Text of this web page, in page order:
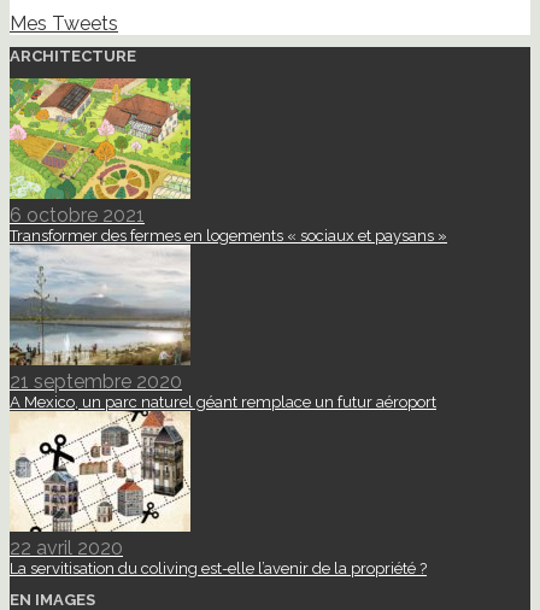
Mes Tweets
ARCHITECTURE
6 octobre 2021
Transformer des fermes en logements « sociaux et paysans »
21 septembre 2020
A Mexico, un parc naturel géant remplace un futur aéroport
22 avril 2020
La servitisation du coliving est-elle l’avenir de la propriété ?
EN IMAGES